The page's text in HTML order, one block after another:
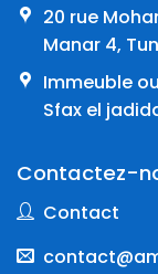
20 rue
Manar 4,
Immeuble
Sfax el
Contactez-
Contact